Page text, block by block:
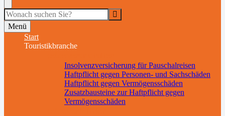
Menü
Start
Touristikbranche
Insolvenzversicherung für Pauschalreisen
Haftpflicht gegen Personen- und Sachschäden
Haftpflicht gegen Vermögensschäden
Zusatzbausteine zur Haftpflicht gegen
Vermögensschäden